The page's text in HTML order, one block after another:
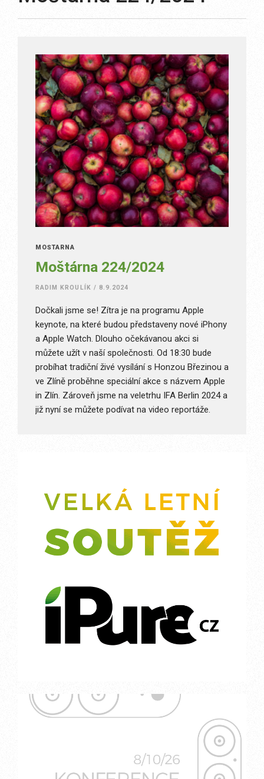
MOŠTÁRNA
Moštárna 224/2024
RADIM KROULÍK / 8.9.2024
Dočkali jsme se! Zítra je na programu Apple
keynote, na které budou představeny nové iPhony
a Apple Watch. Dlouho očekávanou akci si
můžete užít v naší společnosti. Od 18:30 bude
probíhat tradiční živé vysílání s Honzou Březinou a
ve Zlíně proběhne speciální akce s názvem Apple
in Zlín. Zároveň jsme na veletrhu IFA Berlin 2024 a
již nyní se můžete podívat na video reportáže.